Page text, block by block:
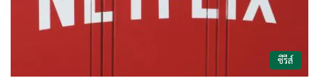
ซีรีส์